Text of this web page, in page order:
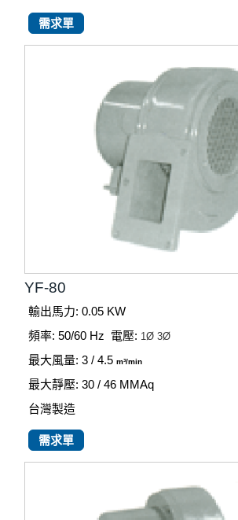
需求單
YF-80
輸出馬力: 0.05 KW
頻率: 50/60 Hz 電壓: 1Ø 3Ø
最大風量: 3 / 4.5 m³/min
最大靜壓: 30 / 46MMAq
台灣製造
需求單